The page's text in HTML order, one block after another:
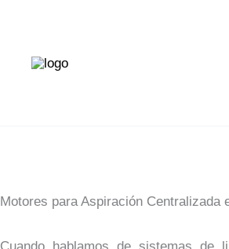
contenido
Motores para Aspiración Centralizada